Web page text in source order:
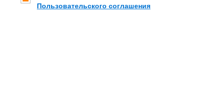
Пользовательского соглашения